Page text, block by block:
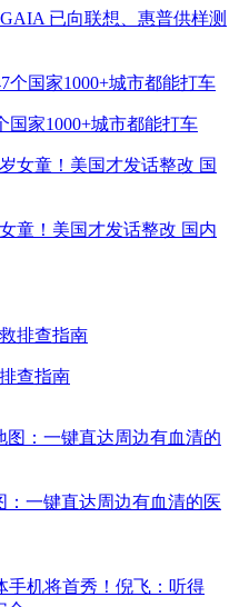
已向联想、惠普供样测
国家1000+城市都能打车
童！美国才发话整改 国内
查指南
一键直达周边有血清的医